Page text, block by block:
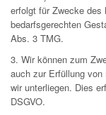
erfolgt für Zwecke des
bedarfsgerechten
Abs. 3 TMG.
3. Wir können zum
auch zur Erfüllung
wir unterliegen. Dies
DSGVO.